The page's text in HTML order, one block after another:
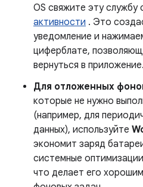
OS свяжите эту службу
активности . Это
уведомление и
циферблате,
вернуться в приложение.
Для отложенных
которые не нужно
(например, для
данных), используйте
экономит заряд
системные
что делает его